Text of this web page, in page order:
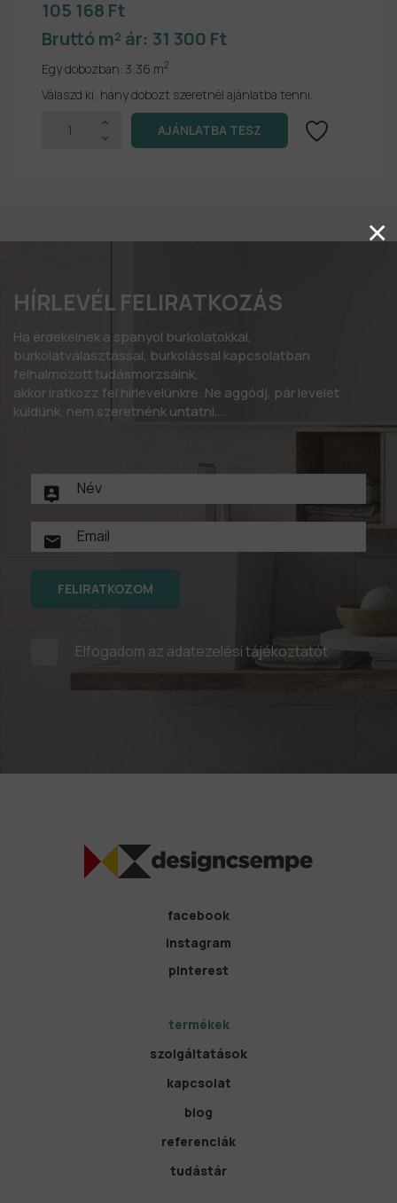
105 168 Ft
Bruttó m² ár: 31 300 Ft
Egy dobozban: 3,36 m2
Válaszd ki, hány dobozt szeretnél ajánlatba tenni.
HÍRLEVÉL FELIRATKOZÁS
Ha érdekelnek a spanyol burkolatokkal,
burkolatválasztással, burkolással kapcsolatban
felhalmozott tudásmorzsáink,
akkor iratkozz fel hírlevelünkre. Ne aggódj, pár levelet
küldünk, nem szeretnénk untatni….
FELIRATKOZOM
Elfogadom az adatezelési tájékoztatót
facebook
instagram
pinterest
termékek
szolgáltatások
kapcsolat
blog
referenciák
tudástár
×